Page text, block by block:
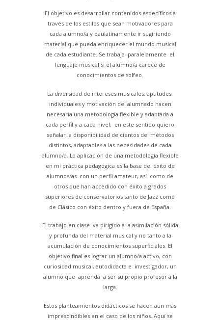
El objetivo es desarrollar contenidos específicos a
través de los estilos que sean motivadores para
cada alumno/a y paulatinamente ir sugiriendo
material que pueda enriquecer el mundo musical
de cada estudiante. Se trabaja paralelamente el
lenguaje musical si el alumno/a carece de
conocimientos de solfeo.
La diversidad de intereses musicales, aptitudes
individuales y motivación del alumnado hacen
necesaria una metodología flexible y adaptada a
cada perfil y a cada nivel; en este sentido quiero
señalar la disponibilidad de cientos de métodos
distintos, adaptables a las necesidades de cada
alumno/a. La aplicación de una metodología flexible
en mi práctica pedagógica es la base del éxito de
alumnos/as con un perfil amateur, así como de
otros que han accedido con éxito a grados
superiores de conservatorios tanto de Jazz como
de Clásico con éxito dentro y fuera de España.
El trabajo en clase va dirigido a la asimilación sólida
y profunda del material musical y no tanto a la
acumulación de conocimientos superficiales. El
objetivo final es lograr un alumno/a activo, con
curiosidad musical, autodidacta e investigador, un
alumno que aprenda a ser su propio profesor a la
larga.
Estos planteamientos didácticos se hacen aún más
imprescindibles en el caso de los niños. Aquí se